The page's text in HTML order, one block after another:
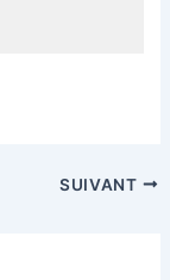
SUIVANT